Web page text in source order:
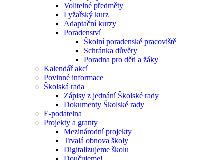
Volitelné předměty
Lyžařský kurz
Adaptační kurzy
Poradenství
Školní poradenské pracoviště
Schránka důvěry
Poradna pro děti a žáky
Kalendář akcí
Povinné informace
Školská rada
Zápisy z jednání Školské rady
Dokumenty Školské rady
E-podatelna
Projekty a granty
Mezinárodní projekty
Trvalá obnova školy
Digitalizujeme školu